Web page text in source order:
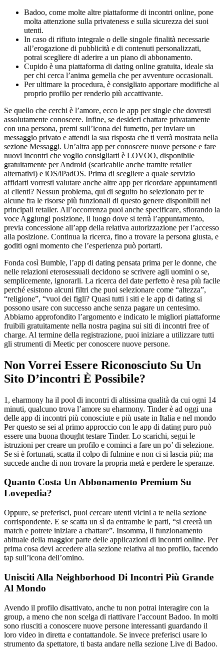
Badoo, come molte altre piattaforme di incontri online, pone
molta attenzione sulla privateness e sulla sicurezza dei suoi
utenti.
In caso di rifiuto integrale o delle singole finalità necessarie
all’erogazione di pubblicità e di contenuti personalizzati,
potrai scegliere di aderire a un piano di abbonamento.
Cupido è una piattaforma di dating online gratuita, ideale sia
per chi cerca l’anima gemella che per avventure occasionali.
Per ultimare la procedura, è consigliato apportare modifiche al
proprio profilo per renderlo più accattivante.
Se quello che cerchi è l’amore, ecco le app per single che dovresti
assolutamente conoscere. Infine, se desideri chattare privatamente
con una persona, premi sull’icona del fumetto, per inviare un
messaggio privato e attendi la sua risposta che ti verrà mostrata nella
sezione Messaggi. Un’altra app per conoscere nuove persone e fare
nuovi incontri che voglio consigliarti è LOVOO, disponibile
gratuitamente per Android (scaricabile anche tramite retailer
alternativi) e iOS/iPadOS. Prima di scegliere a quale servizio
affidarti vorresti valutare anche altre app per ricordare appuntamenti
ai clienti? Nessun problema, qui di seguito ho selezionato per te
alcune fra le risorse più funzionali di questo genere disponibili nei
principali retailer. All’occorrenza puoi anche specificare, sfiorando la
voce Aggiungi posizione, il luogo dove si terrà l’appuntamento,
previa concessione all’app della relativa autorizzazione per l’accesso
alla posizione. Continua la ricerca, fino a trovare la persona giusta, e
goditi ogni momento che l’esperienza può portarti.
Fonda così Bumble, l’app di dating pensata prima per le donne, che
nelle relazioni eterosessuali decidono se scrivere agli uomini o se,
semplicemente, ignorarli. La ricerca del date perfetto è resa più facile
perché esistono alcuni filtri che puoi selezionare come “altezza”,
“religione”, “vuoi dei figli? Quasi tutti i siti e le app di dating si
possono usare con successo anche senza pagare un centesimo.
Abbiamo approfondito l’argomento e indicato le migliori piattaforme
fruibili gratuitamente nella nostra pagina sui siti di incontri free of
charge. Al termine della registrazione, puoi iniziare a utilizzare tutti
gli strumenti di Meetic per conoscere nuove persone.
Non Vorrei Essere Riconosciuto Su Un
Sito D’incontri È Possibile?
1, eharmony ha il pool di incontri di altissima qualità da cui ogni 14
minuti, qualcuno trova l’amore su eharmony. Tinder è ad oggi una
delle app di incontri più conosciute e più usate in Italia e nel mondo
Per questo se sei al primo approccio con le app di dating puro può
essere una buona thought testare Tinder. Lo scarichi, segui le
istruzioni per creare un profilo e cominci a fare un po’ di selezione.
Se si è fortunati, scatta il colpo di fulmine e non ci si lascia più; ma
succede anche di non trovare la propria metà e perdere le speranze.
Quanto Costa Un Abbonamento Premium Su
Lovepedia?
Oppure, se preferisci, puoi cercare utenti vicini a te nella sezione
corrispondente. E se scatta un sì da entrambe le parti, “si creerà un
match e potrete iniziare a chattare”. Insomma, il funzionamento
abituale della maggior parte delle applicazioni di incontri online. Per
prima cosa devi accedere alla sezione relativa al tuo profilo, facendo
tap sull’icona dell’omino.
Unisciti Alla Neighborhood Di Incontri Più Grande
Al Mondo
Avendo il profilo disattivato, anche tu non potrai interagire con la
group, a meno che non scelga di riattivare l’account Badoo. In molti
sono riusciti a conoscere nuove persone interessanti guardando il
loro video in diretta e contattandole. Se invece preferisci usare lo
strumento da spettatore, ti basta andare nella sezione Live di Badoo.